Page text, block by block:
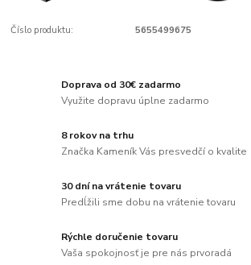
Číslo produktu: 5655499675
Doprava od 30€ zadarmo
Využite dopravu úplne zadarmo
8 rokov na trhu
Značka Kameník Vás presvedčí o kvalite
30 dní na vrátenie tovaru
Predĺžili sme dobu na vrátenie tovaru
Rýchle doručenie tovaru
Vaša spokojnosť je pre nás prvoradá